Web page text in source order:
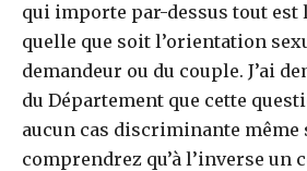
qui importe par-dessus tout est
quelle que soit l’orientation
demandeur ou du couple. J’ai
du Département que cette
aucun cas discriminante même
comprendrez qu’à l’inverse un